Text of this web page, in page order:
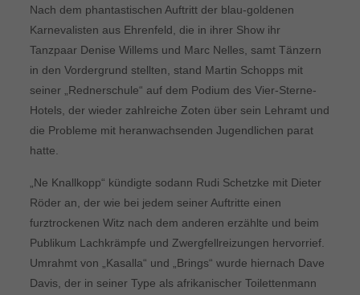
Nach dem phantastischen Auftritt der blau-goldenen
Karnevalisten aus Ehrenfeld, die in ihrer Show ihr
Tanzpaar Denise Willems und Marc Nelles, samt Tänzern
in den Vordergrund stellten, stand Martin Schopps mit
seiner „Rednerschule“ auf dem Podium des Vier-Sterne-
Hotels, der wieder zahlreiche Zoten über sein Lehramt und
die Probleme mit heranwachsenden Jugendlichen parat
hatte.
„Ne Knallkopp“ kündigte sodann Rudi Schetzke mit Dieter
Röder an, der wie bei jedem seiner Auftritte einen
furztrockenen Witz nach dem anderen erzählte und beim
Publikum Lachkrämpfe und Zwergfellreizungen hervorrief.
Umrahmt von „Kasalla“ und „Brings“ wurde hiernach Dave
Davis, der in seiner Type als afrikanischer Toilettenmann